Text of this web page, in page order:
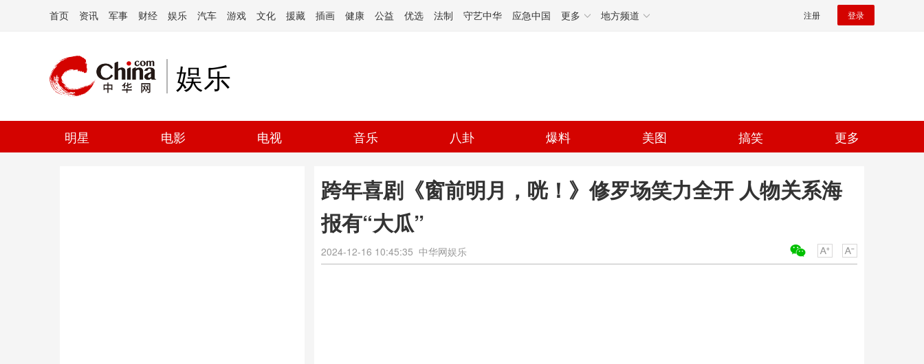
首页 资讯 军事 财经 娱乐 汽车 游戏 文化 援藏 插画 健康 公益 优选 法制 守艺中华 应急中国 更多 地方频道 注册 登录
娱乐
明星 电影 电视 音乐 八卦 爆料 美图 搞笑 更多
跨年喜剧《窗前明月，咣！》修罗场笑力全开 人物关系海
报有“大瓜”
2024-12-16 10:45:35 中华网娱乐